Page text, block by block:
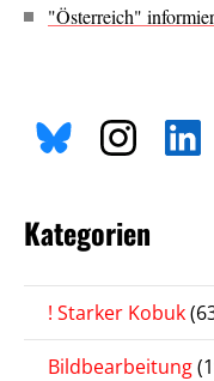
"Österreich"
Kategorien
! Starker Kobuk
Bildbearbeitung